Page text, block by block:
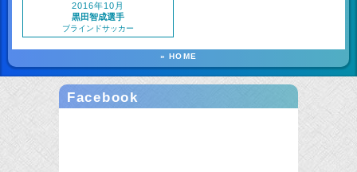
2016年10月
黒田智成選手
ブラインドサッカー
» HOME
Facebook